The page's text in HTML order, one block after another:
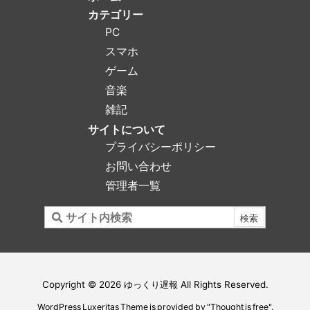
カテゴリー
PC
スマホ
ゲーム
音楽
雑記
サイトについて
プライバシーポリシー
お問い合わせ
管理者一覧
Copyright © 2026 ゆっくり遅報 All Rights Reserved.
WordPress Luxeritas Theme is provided by "Thought is free".